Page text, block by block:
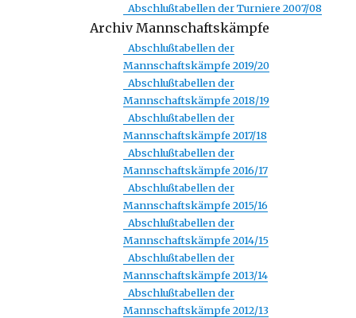
Abschlußtabellen der Turniere 2007/08
Archiv Mannschaftskämpfe
Abschlußtabellen der
Mannschaftskämpfe 2019/20
Abschlußtabellen der
Mannschaftskämpfe 2018/19
Abschlußtabellen der
Mannschaftskämpfe 2017/18
Abschlußtabellen der
Mannschaftskämpfe 2016/17
Abschlußtabellen der
Mannschaftskämpfe 2015/16
Abschlußtabellen der
Mannschaftskämpfe 2014/15
Abschlußtabellen der
Mannschaftskämpfe 2013/14
Abschlußtabellen der
Mannschaftskämpfe 2012/13